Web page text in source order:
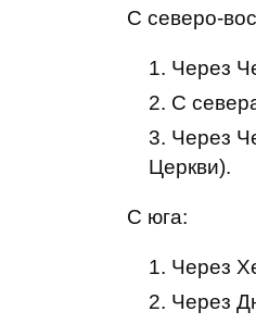
С северо-
Через
С
Через
Церкви).
С юга:
Через
Через